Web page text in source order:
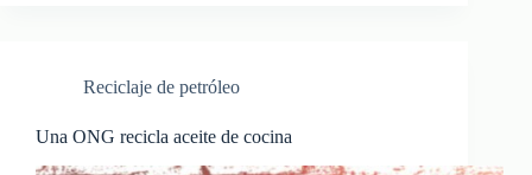
Reciclaje de petróleo
Una ONG recicla aceite de cocina